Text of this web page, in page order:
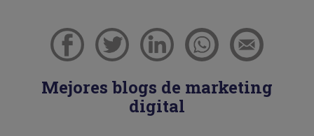
Mejores blogs de marketing
digital